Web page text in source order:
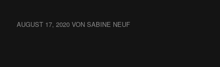
AUGUST 17, 2020 VON SABINE NEUF